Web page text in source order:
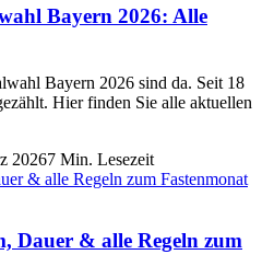
Bayern 2026: Alle
Bayern 2026 sind da. Seit 18
Hier finden Sie alle aktuellen
20267 Min. Lesezeit
Dauer & alle Regeln zum